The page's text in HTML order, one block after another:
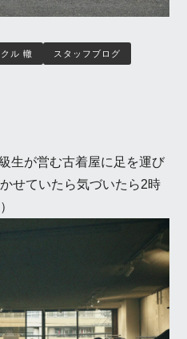
ル 轍 スタッフブログ
生が営む古着屋に足を運び
せていたら気づいたら2時